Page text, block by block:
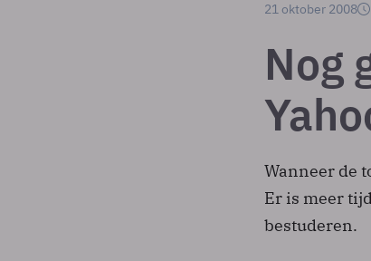
21 oktober 2008
Nog
Wanneer de
Er is meer
bestuderen.